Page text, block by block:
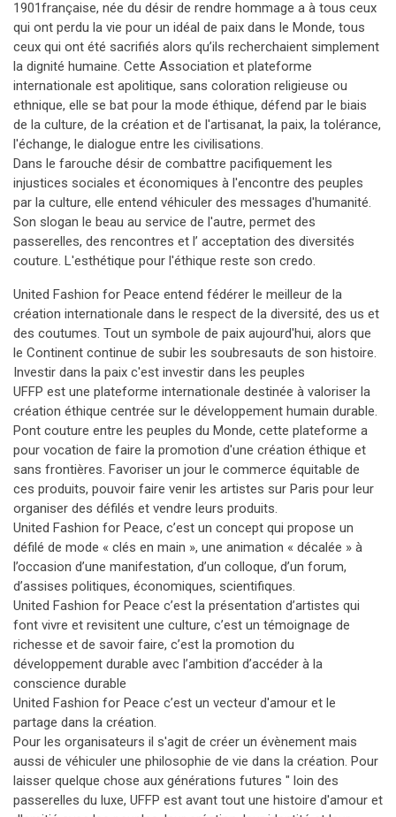
1901française, née du désir de rendre hommage a à tous ceux
qui ont perdu la vie pour un idéal de paix dans le Monde, tous
ceux qui ont été sacrifiés alors qu’ils recherchaient simplement
la dignité humaine. Cette Association et plateforme
internationale est apolitique, sans coloration religieuse ou
ethnique, elle se bat pour la mode éthique, défend par le biais
de la culture, de la création et de l'artisanat, la paix, la tolérance,
l'échange, le dialogue entre les civilisations.
Dans le farouche désir de combattre pacifiquement les
injustices sociales et économiques à l'encontre des peuples
par la culture, elle entend véhiculer des messages d'humanité.
Son slogan le beau au service de l'autre, permet des
passerelles, des rencontres et l’ acceptation des diversités
couture. L'esthétique pour l'éthique reste son credo.
United Fashion for Peace entend fédérer le meilleur de la
création internationale dans le respect de la diversité, des us et
des coutumes. Tout un symbole de paix aujourd'hui, alors que
le Continent continue de subir les soubresauts de son histoire.
Investir dans la paix c'est investir dans les peuples
UFFP est une plateforme internationale destinée à valoriser la
création éthique centrée sur le développement humain durable.
Pont couture entre les peuples du Monde, cette plateforme a
pour vocation de faire la promotion d'une création éthique et
sans frontières. Favoriser un jour le commerce équitable de
ces produits, pouvoir faire venir les artistes sur Paris pour leur
organiser des défilés et vendre leurs produits.
United Fashion for Peace, c’est un concept qui propose un
défilé de mode « clés en main », une animation « décalée » à
l’occasion d’une manifestation, d’un colloque, d’un forum,
d’assises politiques, économiques, scientifiques.
United Fashion for Peace c’est la présentation d’artistes qui
font vivre et revisitent une culture, c’est un témoignage de
richesse et de savoir faire, c’est la promotion du
développement durable avec l’ambition d’accéder à la
conscience durable
United Fashion for Peace c’est un vecteur d'amour et le
partage dans la création.
Pour les organisateurs il s'agit de créer un évènement mais
aussi de véhiculer une philosophie de vie dans la création. Pour
laisser quelque chose aux générations futures " loin des
passerelles du luxe, UFFP est avant tout une histoire d'amour et